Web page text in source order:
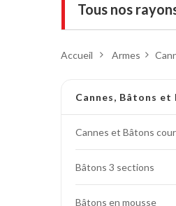
Tous nos
Armes
Chaussures
Cible de frappe
Accueil > Armes >
Cannes, Bâtons et
Cannes et Bâtons
Bâtons 3 sections
Bâtons en mousse